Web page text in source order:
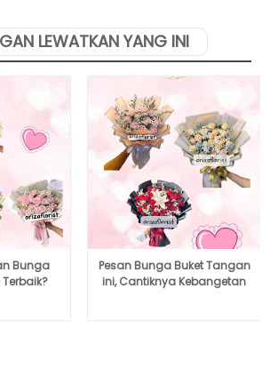
LEWATKAN YANG INI
Bunga
Pesan Bunga Buket Tangan
ini, Cantiknya Kebangetan